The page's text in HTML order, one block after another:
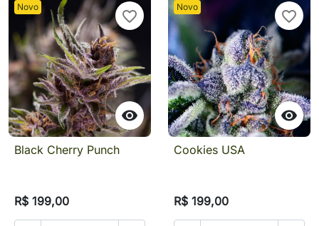
Novo

favorite_border
Black Cherry Punch
R$ 199,00
Novo

favorite_border
Cookies USA
R$ 199,00